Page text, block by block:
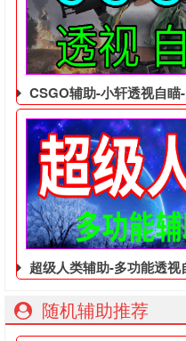
CSGO辅助-小轩透视自瞄
超级人类辅助-多功能透
随机辅助推荐